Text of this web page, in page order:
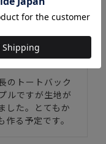
のトートバック
ルですが生地が
した。とてもか
る予定です。